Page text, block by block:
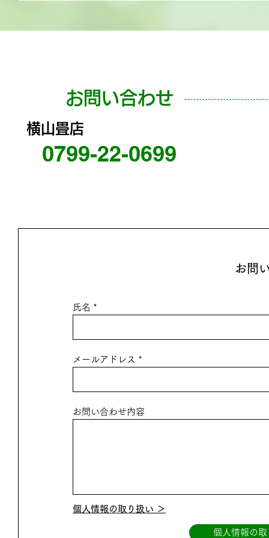
お問い合わせ
横山畳店
0799-22-0699
お問
氏名
メールアドレス
お問い合わせ内容
個人情報の取り扱い ＞
個人情報の